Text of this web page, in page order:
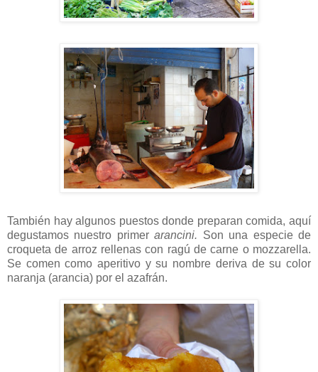
También hay algunos puestos donde preparan comida, aquí
degustamos nuestro primerarancini. Son una especie de
croqueta de arroz rellenas con ragú de carne o mozzarella.
Se comen como aperitivo y su nombre deriva de su color
naranja (arancia) por el azafrán.